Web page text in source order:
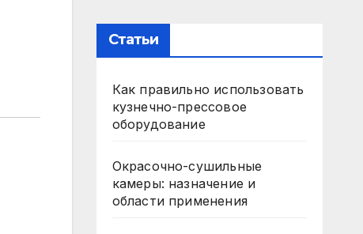
Статьи
Как правильно использовать
кузнечно-прессовое
оборудование
Окрасочно-сушильные
камеры: назначение и
области применения